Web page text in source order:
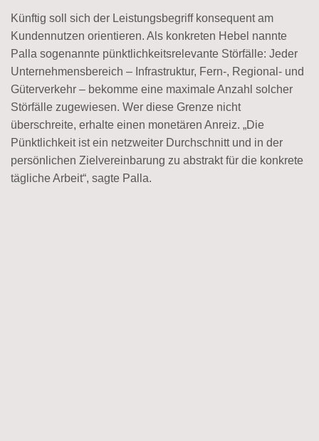
Künftig soll sich der Leistungsbegriff konsequent am
Kundennutzen orientieren. Als konkreten Hebel nannte
Palla sogenannte pünktlichkeitsrelevante Störfälle: Jeder
Unternehmensbereich – Infrastruktur, Fern-, Regional- und
Güterverkehr – bekomme eine maximale Anzahl solcher
Störfälle zugewiesen. Wer diese Grenze nicht
überschreite, erhalte einen monetären Anreiz. „Die
Pünktlichkeit ist ein netzweiter Durchschnitt und in der
persönlichen Zielvereinbarung zu abstrakt für die konkrete
tägliche Arbeit“, sagte Palla.